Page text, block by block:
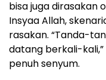
bisa juga dirasakan
Insyaa Allah,
rasakan. “Tanda-
datang berkali-
penuh senyum.